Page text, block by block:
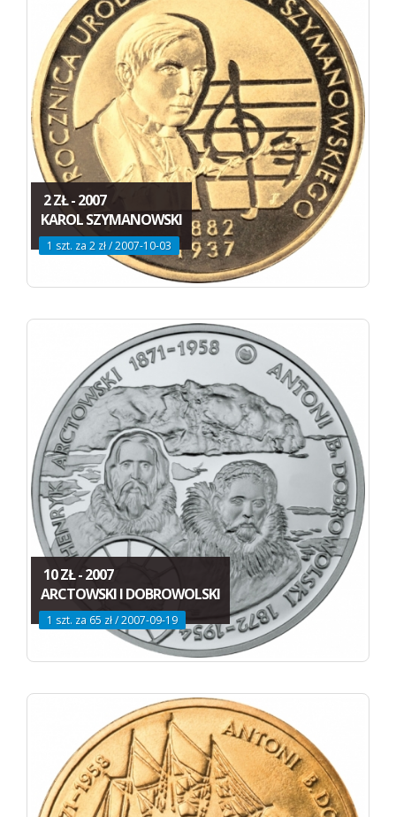
2 ZŁ - 2007
KAROL SZYMANOWSKI
1 szt. za 2 zł / 2007-10-03
10 ZŁ - 2007
ARCTOWSKI I DOBROWOLSKI
1 szt. za 65 zł / 2007-09-19